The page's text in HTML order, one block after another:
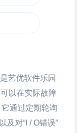
艺优软件乐园
以在实际故障
通过定期轮询
及对“I / O错误”